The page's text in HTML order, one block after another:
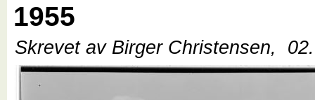
1955
Skrevet av Birger Christensen,